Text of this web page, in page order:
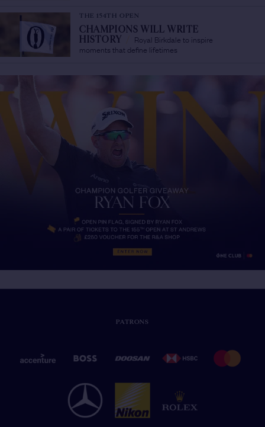
THE 154TH OPEN
CHAMPIONS WILL WRITE
HISTORY
Royal Birkdale to inspire
moments that define lifetimes
PATRONS